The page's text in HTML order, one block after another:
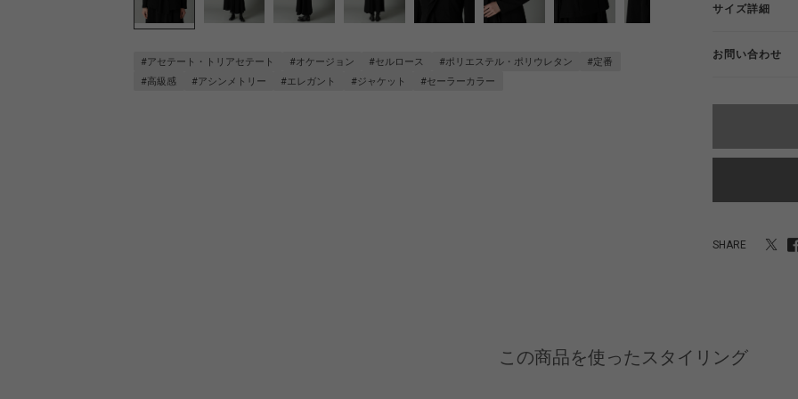
#アセテート・トリアセテート #オケージョン #セルロース #ポリエステル・ポリウレタン
#定番
#高級感
#アシンメトリー #エレガント #ジャケット #セーラーカラー
サイズ詳細
お問い合わせ
SHARE
この商品を使ったスタイリング